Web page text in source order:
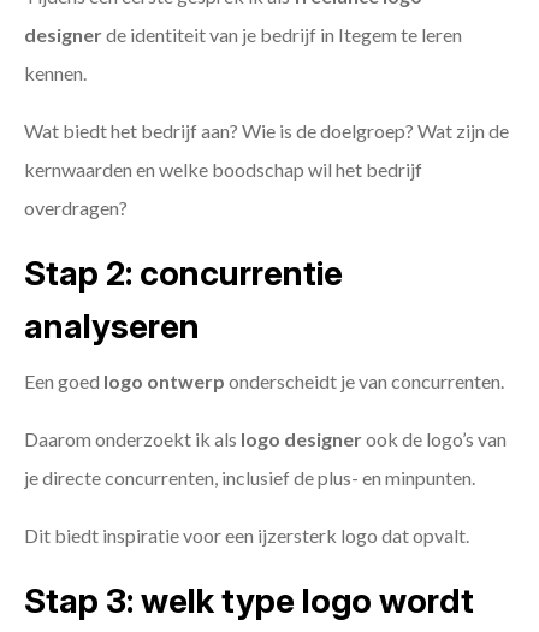
designerde identiteit van je bedrijf in Itegem te leren
kennen.
Wat biedt het bedrijf aan? Wie is de doelgroep? Wat zijn de
kernwaarden en welke boodschap wil het bedrijf
overdragen?
Stap 2: concurrentie
analyseren
Een goed logo ontwerp onderscheidt je van concurrenten.
Daarom onderzoekt ik als logo designerook de logo’s van
je directe concurrenten, inclusief de plus- en minpunten.
Dit biedt inspiratie voor een ijzersterk logo dat opvalt.
Stap 3: welk type logo wordt